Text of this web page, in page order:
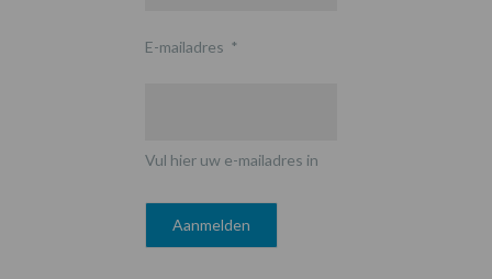
E-mailadres *
Vul hier uw e-mailadres in